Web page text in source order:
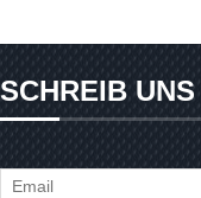
SCHREIB UNS